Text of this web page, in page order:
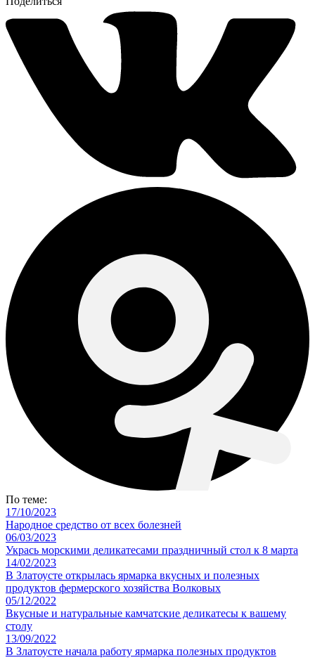
По теме:
17/10/2023
Народное средство от всех болезней
06/03/2023
Укрась морскими деликатесами праздничный стол к 8 марта
14/02/2023
В Златоусте открылась ярмарка вкусных и полезных
продуктов фермерского хозяйства Волковых
05/12/2022
Вкусные и натуральные камчатские деликатесы к вашему
столу
13/09/2022
В Златоусте начала работу ярмарка полезных продуктов